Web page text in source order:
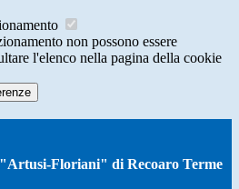
non possono essere
l'elenco nella pagina della cookie
Floriani" di Recoaro Terme